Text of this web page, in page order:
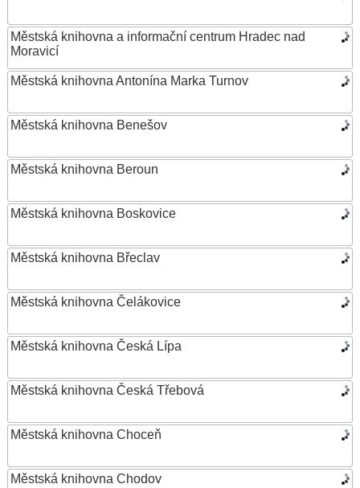
Městská knihovna a informační centrum Hradec nad
Moravicí
Městská knihovna Antonína Marka Turnov
Městská knihovna Benešov
Městská knihovna Beroun
Městská knihovna Boskovice
Městská knihovna Břeclav
Městská knihovna Čelákovice
Městská knihovna Česká Lípa
Městská knihovna Česká Třebová
Městská knihovna Choceň
Městská knihovna Chodov